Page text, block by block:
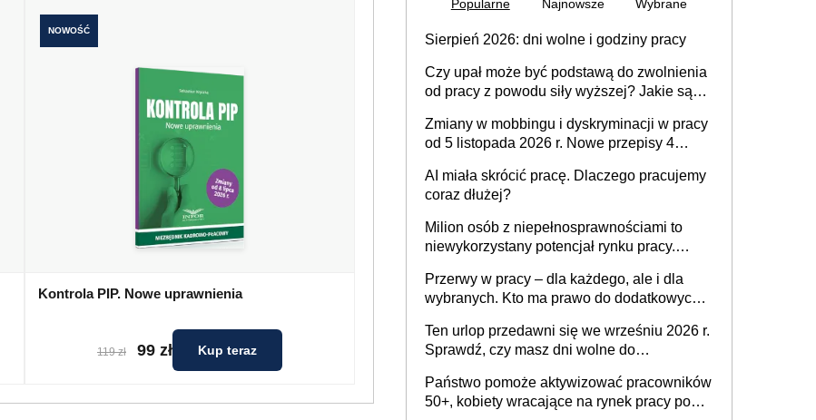
NOWOŚĆ
Kontrola PIP. Nowe uprawnienia
119 zł 99 zł Kup teraz
Popularne Najnowsze Wybrane
Sierpień 2026: dni wolne i godziny pracy
Czy upał może być podstawą do zwolnienia
od pracy z powodu siły wyższej? Jakie są
Zmiany w mobbingu i dyskryminacji w pracy
od 5 listopada 2026 r. Nowe przepisy 4
Ustaw
AI miała skrócić pracę. Dlaczego pracujemy
coraz dłużej?
Milion osób z niepełnosprawnościami to
niewykorzystany potencjał rynku pracy.
dofinansowań czy refundacji, ale bariery po
stronie systemu i świadomości
pracodawców [WYWIAD]
Przerwy w pracy – dla każdego, ale i dla
wybranych. Kto ma prawo do dodatkowych
Ten urlop przedawni się we wrześniu 2026 r.
Sprawdź, czy masz dni wolne do
Państwo pomoże aktywizować pracowników
50+, kobiety wracające na rynek pracy po